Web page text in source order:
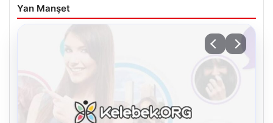
Yan Manşet